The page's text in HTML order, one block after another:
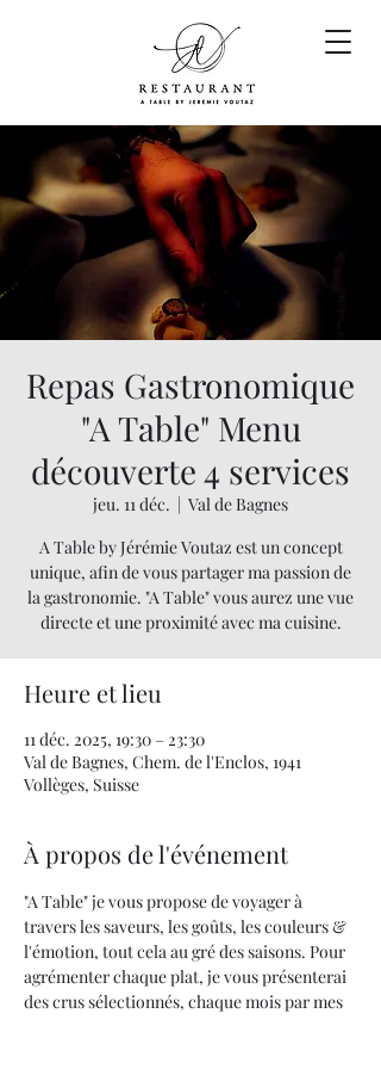
Repas Gastronomique
"A Table" Menu
découverte 4 services
jeu. 11 déc.
  |
Val de Bagnes
A Table by Jérémie Voutaz est un concept
unique, afin de vous partager ma passion de
la gastronomie. "A Table" vous aurez une vue
directe et une proximité avec ma cuisine.
Heure et lieu
11 déc. 2025, 19:30 – 23:30
Val de Bagnes, Chem. de l'Enclos, 1941
Vollèges, Suisse
À propos de l'événement
"A Table" je vous propose de voyager à
travers les saveurs, les goûts, les couleurs &
l'émotion, tout cela au gré des saisons. Pour
agrémenter chaque plat, je vous présenterai
des crus sélectionnés, chaque mois par mes